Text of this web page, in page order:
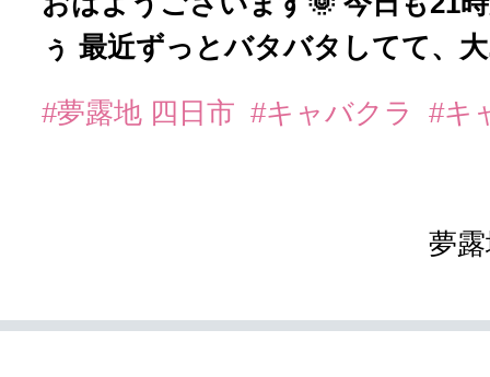
ぅ 最近ずっとバタバタしてて、
#夢露地 四日市 #キャバクラ #キ
夢